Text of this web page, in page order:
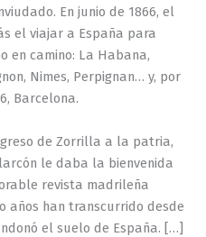
En junio de 1866, el
el viajar a España para
en camino: La Habana,
Nimes, Perpignan… y, por
Barcelona.
de Zorrilla a la patria,
le daba la bienvenida
revista madrileña
años han transcurrido desde
el suelo de España. […]